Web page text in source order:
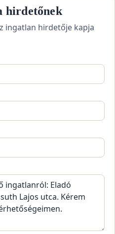
hirdetőnek
ingatlan hirdetője kapja